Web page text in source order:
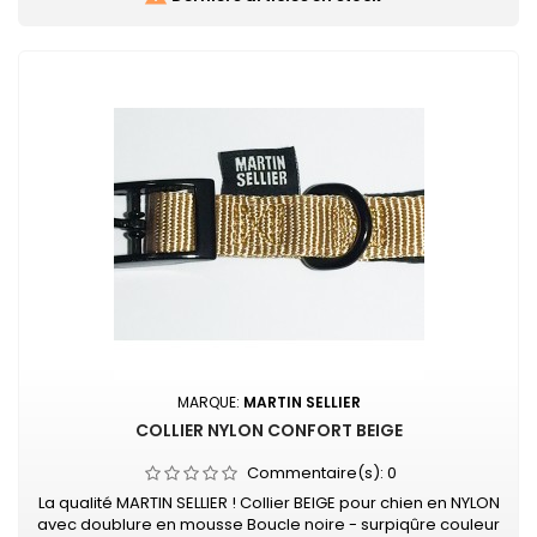
MARQUE: MARTIN SELLIER
COLLIER NYLON CONFORT BEIGE
Commentaire(s): 0
La qualité MARTIN SELLIER ! Collier BEIGE pour chien en NYLON
avec doublure en mousse Boucle noire - surpiqûre couleur